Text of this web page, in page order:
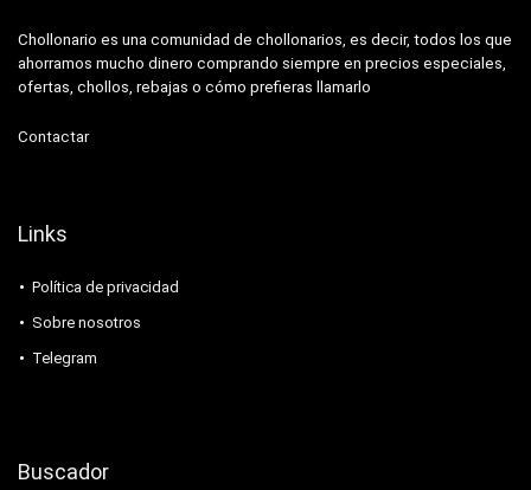
Chollonario es una comunidad de chollonarios, es decir, todos los que
ahorramos mucho dinero comprando siempre en precios especiales,
ofertas, chollos, rebajas o cómo prefieras llamarlo
Contactar
Links
Política de privacidad
Sobre nosotros
Telegram
Buscador